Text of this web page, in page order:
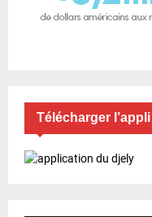
Télécharger